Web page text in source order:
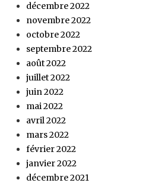
décembre 2022
novembre 2022
octobre 2022
septembre 2022
août 2022
juillet 2022
juin 2022
mai 2022
avril 2022
mars 2022
février 2022
janvier 2022
décembre 2021